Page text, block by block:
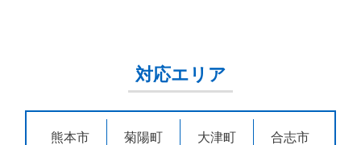
対応エリア
熊本市 菊陽町 大津町 合志市